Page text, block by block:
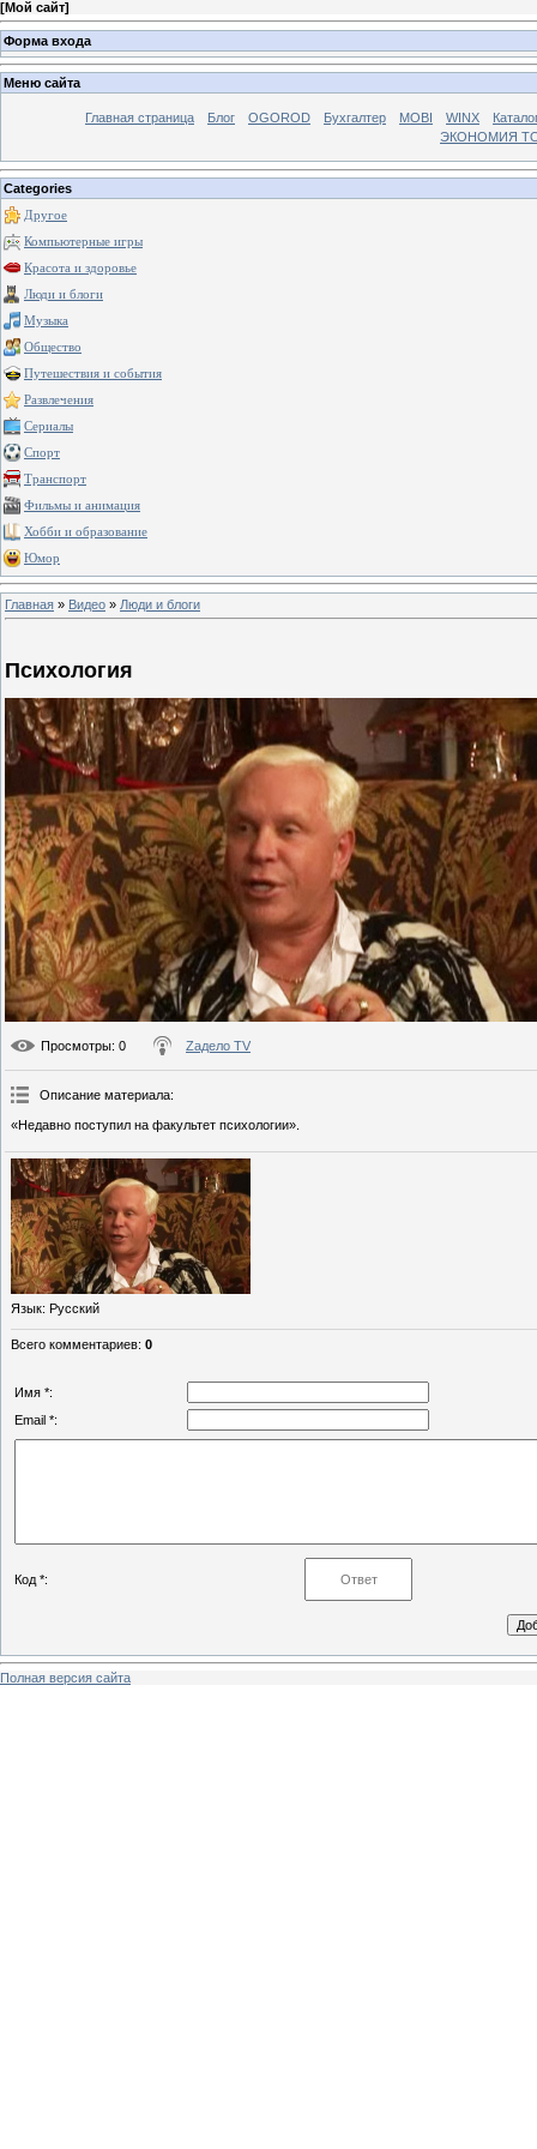
[Мой сайт]
Форма входа
Меню сайта
Главная страница Блог OGOROD Бухгалтер MOBI WINX
ЭКОНОМИЯ
Categories
Другое
Компьютерные игры
Красота и здоровье
Люди и блоги
Музыка
Общество
Путешествия и события
Развлечения
Сериалы
Спорт
Транспорт
Фильмы и анимация
Хобби и образование
Юмор
Главная » Видео » Люди и блоги
Психология
Просмотры: 0 Zадело TV
Описание материала:
«Недавно поступил на факультет психологии».
Язык: Русский
Всего комментариев: 0
Имя *:
Email *:
Код *:
Полная версия сайта